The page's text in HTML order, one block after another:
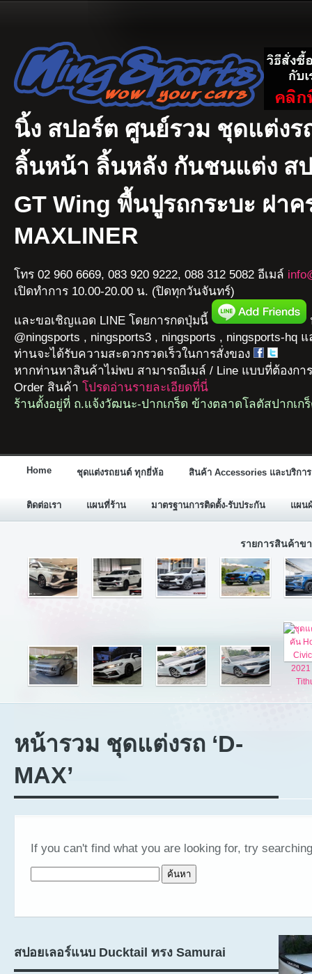
นิ้ง สปอร์ต ศูนย์รวม ชุดแต่งร
ลิ้นหน้า ลิ้นหลัง กันชนแต่ง สป
GT Wing พื้นปูรถกระบะ ฝาค
MAXLINER
โทร 02 960 6669, 083 920 9222, 088 312 5082 อีเมล์
เปิดทำการ 10.00-20.00 น. (ปิดทุกวันจันทร์)
และขอเชิญแอด LINE โดยการกดปุ่มนี้
@ningsports , ningsports3 , ningsports , ningsports-hq
ท่านจะได้รับความสะดวกรวดเร็วในการสั่งของ
หากท่านหาสินค้าไม่พบ สามารถอีเมล์ / Line แบบที่ต้องกา
Order สินค้า โปรดอ่านรายละเอียดที่นี่
ร้านตั้งอยู่ที่ ถ.แจ้งวัฒนะ-ปากเกร็ด ข้างตลาดโลตัสปากเก
Home ชุดแต่งรถยนต์ ทุกยี่ห้อ สินค้า Accessories และบริการ
ติดต่อเรา แผนที่ร้าน มาตรฐานการติดตั้ง-รับประกัน แผน
รายการสินค้าข
หน้ารวม ชุดแต่งรถ ‘D-
MAX’
If you can't find what you are looking for, try
สปอยเลอร์แนบ Ducktail ทรง Samurai